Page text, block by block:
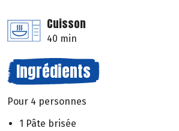
Cuisson
40 min
Ingrédients
Pour 4 personnes
1 Pâte brisée